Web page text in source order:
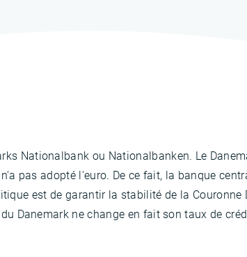
Nationalbank ou Nationalbanken. Le
pas adopté l'euro. De ce fait, la banque
est de garantir la stabilité de la Couronne
Danemark ne change en fait son taux de